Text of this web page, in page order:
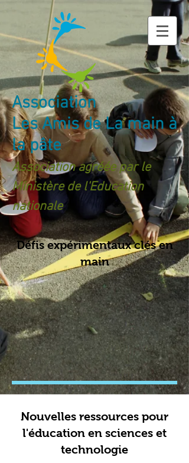
Association
Les Amis de La main à
la pâte
Association agréée par le
Ministère de l'Education
nationale
Défis expérimentaux clés en
main
Nouvelles ressources pour
l'éducation en sciences et
technologie